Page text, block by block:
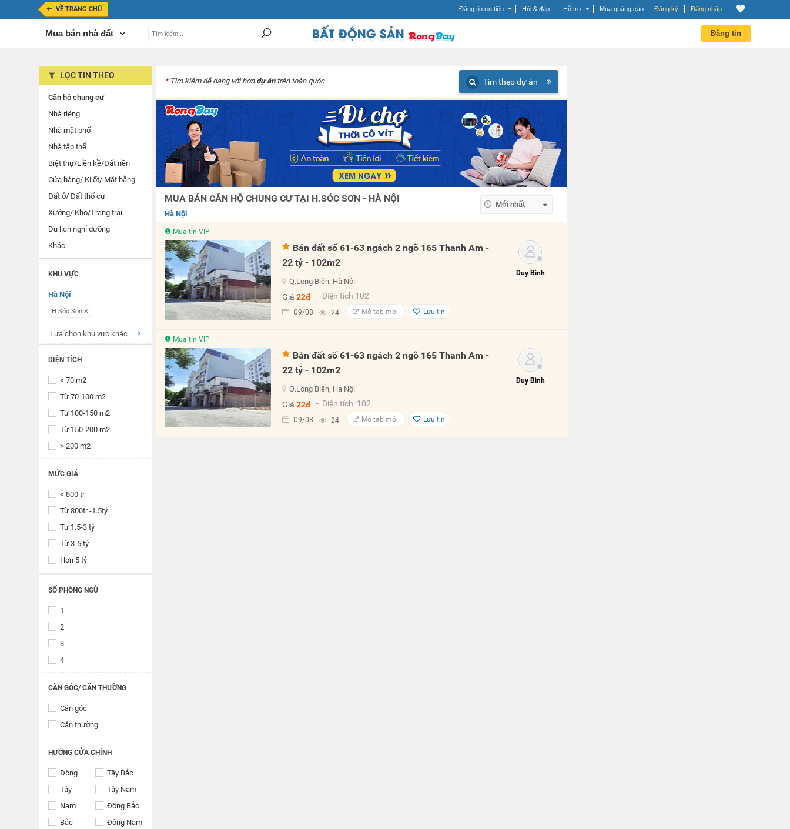
VỀ TRANG CHỦ Đăng tin ưu tiên Hỏi & đáp Hỗ trợ Mua quảng cáo Đăng ký Đăng nhập
Mua bán nhà đất Đăng tin
LỌC TIN THEO
Căn hộ chung cư
Nhà riêng
Nhà mặt phố
Nhà tập thể
Biệt thự/Liền kề/Đất nền
Cửa hàng/ Ki ốt/ Mặt bằng
Đất ở/ Đất thổ cư
Xưởng/ Kho/Trang trại
Du lịch nghỉ dưỡng
Khác
KHU VỰC
Hà Nội
H.Sóc Sơn
Lựa chọn khu vực khác
DIỆN TÍCH
< 70 m2
Từ 70-100 m2
Từ 100-150 m2
Từ 150-200 m2
> 200 m2
MỨC GIÁ
< 800 tr
Từ 800tr -1.5tỷ
Từ 1.5-3 tỷ
Từ 3-5 tỷ
Hơn 5 tỷ
SỐ PHÒNG NGỦ
1
2
3
4
CĂN GÓC/ CĂN THƯỜNG
Căn góc
Căn thường
HƯỚNG CỬA CHÍNH
Đông
Tây Bắc
Tây
Tây Nam
Nam
Đông Bắc
Bắc
Đông Nam
* Tìm kiếm dễ dàng với hơn dự án trên toàn quốc Tìm theo dự án
MUA BÁN CĂN HỘ CHUNG CƯ TẠI H.SÓC SƠN - HÀ NỘI
Hà Nội
Mới nhất
Giá tăng dần
Giá giảm dần
Mua tin VIP
Bán đất số 61-63 ngách 2 ngõ 165 Thanh Am -
22 tỷ - 102m2
Q.Long Biên, Hà Nội
Giá 22đ - Diện tích 102
09/08 24 Mở tab mới Lưu tin
Duy Bình
Mua tin VIP
Bán đất số 61-63 ngách 2 ngõ 165 Thanh Am -
22 tỷ - 102m2
Q.Long Biên, Hà Nội
Giá 22đ - Diện tích: 102
09/08 24 Mở tab mới Lưu tin
Duy Bình